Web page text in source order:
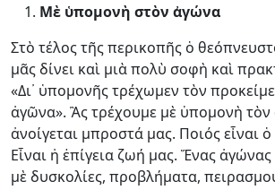
Μὲ ὑπομονὴ στὸν ἀγώνα
Στὸ τέλος τῆς περικοπῆς ὁ
μᾶς δίνει καὶ μιὰ πολὺ σοφὴ καὶ
«Δι᾿ ὑπομονῆς τρέχωμεν τὸν
ἀγῶνα». Ἂς τρέχουμε μὲ ὑπομονὴ
ἀνοίγεται μπροστά μας. Ποιός εἶναι
Εἶναι ἡ ἐπίγεια ζωή μας. Ἕνας ἀγώνας
μὲ δυσκολίες, προβλήματα,